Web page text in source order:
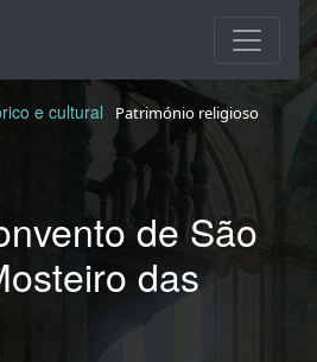
e cultural
Património religioso
de São
das